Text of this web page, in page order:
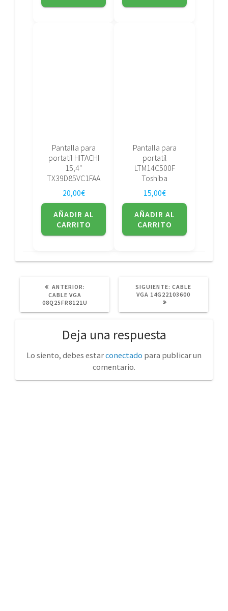
Pantalla para
portatil HITACHI
15,4″
TX39D85VC1FAA
20,00€
AÑADIR AL
CARRITO
Pantalla para
portatil
LTM14C500F
Toshiba
15,00€
AÑADIR AL
CARRITO
ANTERIOR:
CABLE VGA
08Q25FR8121U
SIGUIENTE: SIGUIENTE
POST:
CABLE
VGA 14G22103600
Deja una respuesta
Lo siento, debes estarconectado para publicar un
comentario.